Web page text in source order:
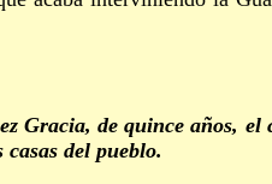
de quince años, el
del pueblo.